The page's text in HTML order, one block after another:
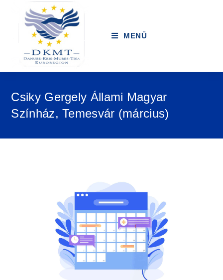
MENÜ
Csiky Gergely Állami Magyar
Színház, Temesvár (március)